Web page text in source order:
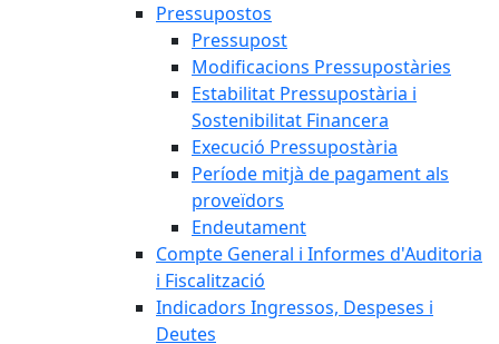
Pressupostos
Pressupost
Modificacions Pressupostàries
Estabilitat Pressupostària i
Sostenibilitat Financera
Execució Pressupostària
Període mitjà de pagament als
proveïdors
Endeutament
Compte General i Informes d'Auditoria
i Fiscalització
Indicadors Ingressos, Despeses i
Deutes